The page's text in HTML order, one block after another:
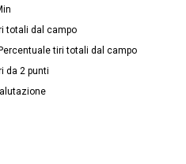
totali dal campo
tiri totali dal campo
da 2 punti